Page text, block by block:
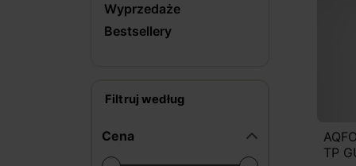
Wyprzedaże
Bestsellery
Filtruj według
Cena
TP